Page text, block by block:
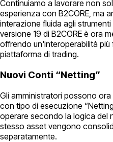
Continuiamo a lavorare non
esperienza con B2CORE, ma
interazione fluida agli
versione 19 di B2CORE è ora
offrendo un'interoperabilità
piattaforma di trading.
Nuovi Conti “Netting”
Gli amministratori possono
con tipo di esecuzione
operare secondo la logica del
stesso asset vengono
separatamente.